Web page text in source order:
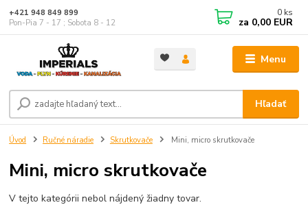
Menu
Hľadať
+421 948 849 899
Pon-Pia 7 - 17 ; Sobota 8 - 12
0 ks
za 0,00 EUR
Úvod Ručné náradie Skrutkovače Mini, micro skrutkovače
Mini, micro skrutkovače
V tejto kategórii nebol nájdený žiadny tovar.